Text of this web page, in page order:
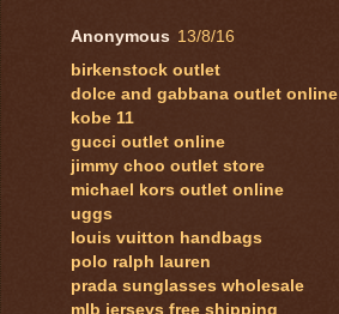
Anonymous 13/8/16
birkenstock outlet
dolce and gabbana outlet online
kobe 11
gucci outlet online
jimmy choo outlet store
michael kors outlet online
uggs
louis vuitton handbags
polo ralph lauren
prada sunglasses wholesale
mlb jerseys free shipping